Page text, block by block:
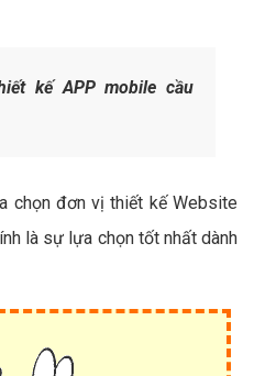
kế APP mobile cầu
chọn đơn vị thiết kế Website
là sự lựa chọn tốt nhất dành